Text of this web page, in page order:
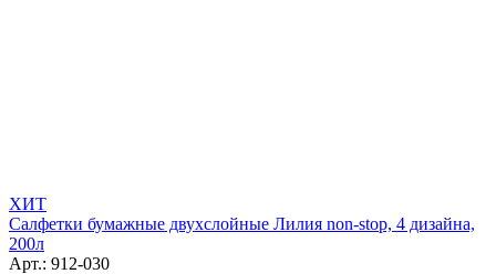
ХИТ
Салфетки бумажные двухслойные Лилия non-stop, 4 дизайна,
200л
Арт.: 912-030